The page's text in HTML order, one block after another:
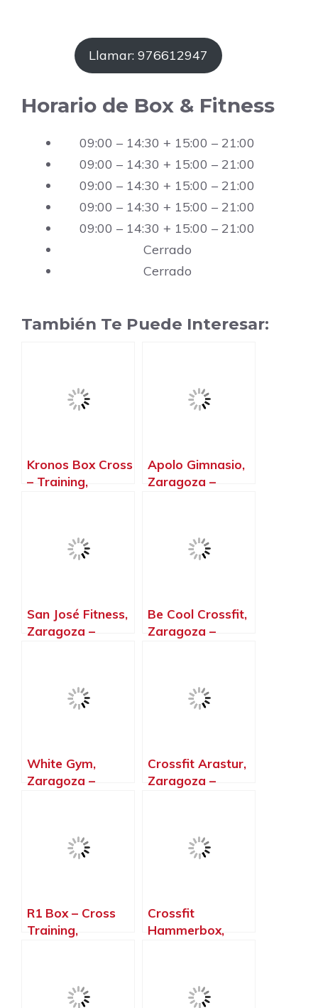
Llamar: 976612947
Horario de Box & Fitness
09:00 – 14:30 + 15:00 – 21:00
09:00 – 14:30 + 15:00 – 21:00
09:00 – 14:30 + 15:00 – 21:00
09:00 – 14:30 + 15:00 – 21:00
09:00 – 14:30 + 15:00 – 21:00
Cerrado
Cerrado
También Te Puede Interesar:
Kronos Box Cross
– Training,
Apolo Gimnasio,
Zaragoza –
San José Fitness,
Zaragoza –
Be Cool Crossfit,
Zaragoza –
White Gym,
Zaragoza –
Crossfit Arastur,
Zaragoza –
R1 Box – Cross
Training,
Crossfit
Hammerbox,